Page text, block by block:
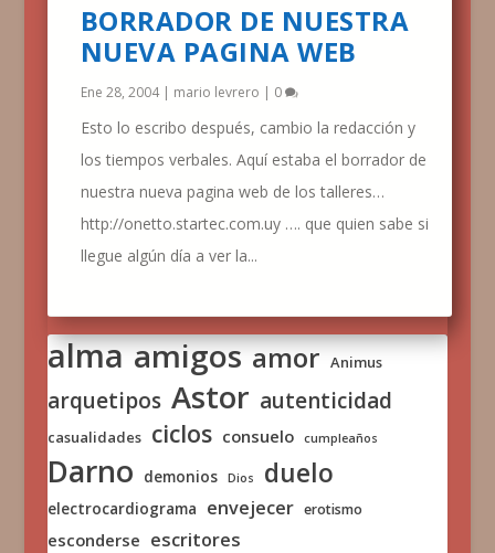
BORRADOR DE NUESTRA
NUEVA PAGINA WEB
Ene 28, 2004| mario levrero | 0
Esto lo escribo después, cambio la redacción y
los tiempos verbales. Aquí estaba el borrador de
nuestra nueva pagina web de los talleres…
http://onetto.startec.com.uy …. que quien sabe si
llegue algún día a ver la...
alma amigos amor Animus
arquetipos Astor autenticidad
casualidades ciclos consuelo cumpleaños
Darno demonios Dios duelo
electrocardiograma envejecer erotismo
esconderse escritores